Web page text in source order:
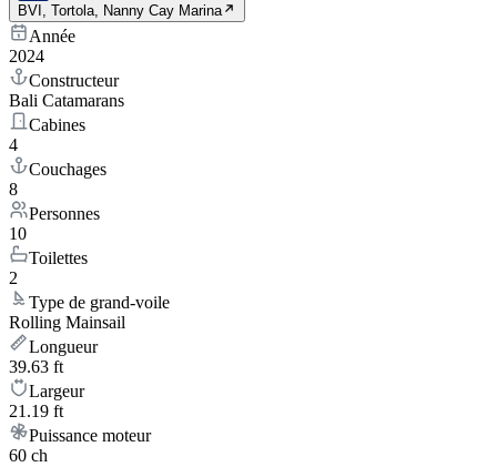
BVI, Tortola, Nanny Cay Marina
Année
2024
Constructeur
Bali Catamarans
Cabines
4
Couchages
8
Personnes
10
Toilettes
2
Type de grand-voile
Rolling Mainsail
Longueur
39.63 ft
Largeur
21.19 ft
Puissance moteur
60 ch